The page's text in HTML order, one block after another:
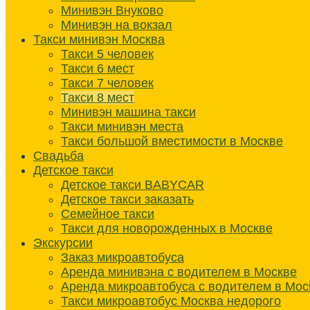
Минивэн Внуково
Минивэн на вокзал
Такси минивэн Москва
Такси 5 человек
Такси 6 мест
Такси 7 человек
Такси 8 мест
Минивэн машина такси
Такси минивэн места
Такси большой вместимости в Москве
Свадьба
Детское такси
Детское такси BABYCAR
Детское такси заказать
Семейное такси
Такси для новорожденных в Москве
Экскурсии
Заказ микроавтобуса
Аренда минивэна с водителем в Москве
Аренда микроавтобуса с водителем в
Такси микроавтобус Москва недорого